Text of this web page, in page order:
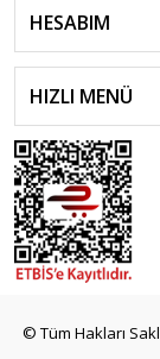
HESABIM
HIZLI MENÜ
© Tüm Hakları